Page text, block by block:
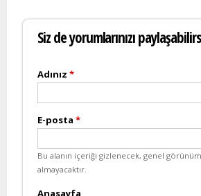
Siz de yorumlarınızı
Adınız *
E-posta *
Bu alanın içeriği gizlenecek, genel
almayacaktır.
Anasayfa